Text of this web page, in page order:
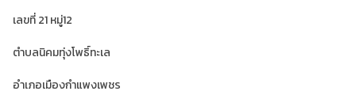
เลขที่ 21 หมู่12
ตำบลนิคมทุ่งโพธิ์ทะเล
อำเภอเมืองกำแพงเพชร